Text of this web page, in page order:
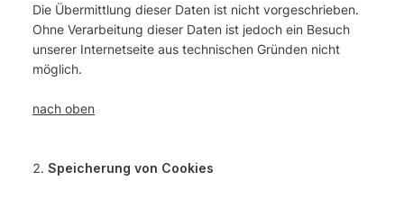
Die Übermittlung dieser Daten ist nicht vorgeschrieben.
Ohne Verarbeitung dieser Daten ist jedoch ein Besuch
unserer Internetseite aus technischen Gründen nicht
möglich.
nach oben
Speicherung von Cookies